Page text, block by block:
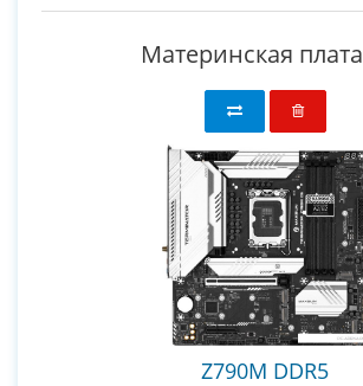
Материнская плата
Z790M DDR5